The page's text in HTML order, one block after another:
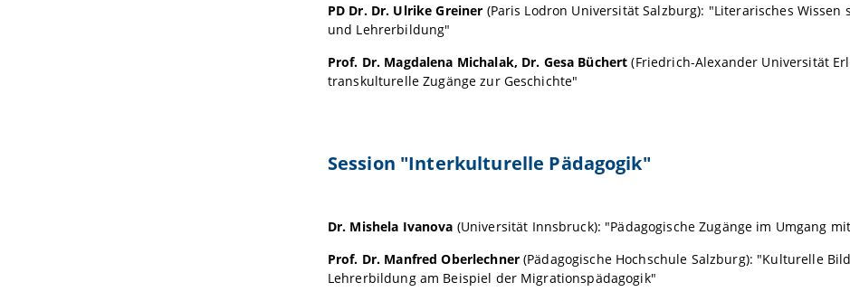
PD Dr. Dr. Ulrike Greiner (Paris Lodron Universität Salzburg): "Literarisches
und Lehrerbildung"
Prof. Dr. Magdalena Michalak, Dr. Gesa Büchert (Friedrich-Alexander Universität
transkulturelle Zugänge zur Geschichte"
Session "Interkulturelle Pädagogik"
Dr. Mishela Ivanova (Universität Innsbruck): "Pädagogische Zugänge im Umgang
Prof. Dr. Manfred Oberlechner(Pädagogische Hochschule Salzburg): "Kulturelle
Lehrerbildung am Beispiel der Migrationspädagogik"